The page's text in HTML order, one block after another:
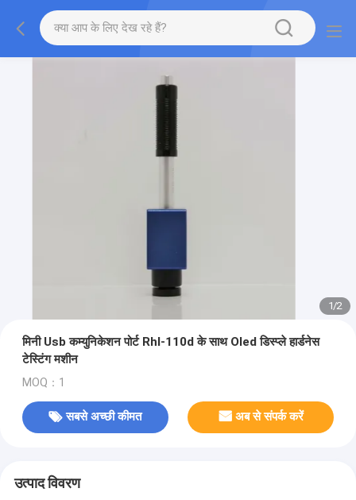
1/2
मिनी Usb कम्युनिकेशन पोर्ट Rhl-110d के साथ Oled डिस्प्ले हार्डनेस
टेस्टिंग मशीन
MOQ：1
सबसे अच्छी कीमत अब से संपर्क करें
उत्पाद विवरण